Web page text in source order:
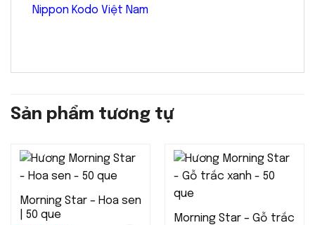
Nippon Kodo Việt Nam
Sản phẩm tương tự
Morning Star – Hoa sen
| 50 que
Morning Star – Gỗ trắc